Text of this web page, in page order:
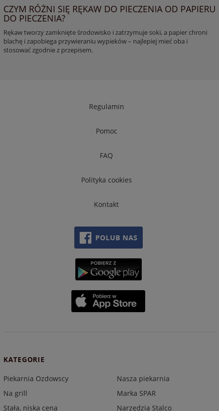
CZYM RÓŻNI SIĘ RĘKAW DO PIECZENIA OD PAPIERU
DO PIECZENIA?
Rękaw tworzy zamknięte środowisko i zatrzymuje soki, a papier chroni
blachę i zapobiega przywieraniu wypieków – najlepiej mieć oba i
stosować zgodnie z przepisem.
Regulamin
Pomoc
FAQ
Polityka cookies
Kontakt
KATEGORIE
Piekarnia Ozdowscy
Na grill
Stała, niska cena
Nasza piekarnia
Marka SPAR
Narzędzia Stalco